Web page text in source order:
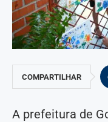
COMPARTILHAR
A prefeitura de